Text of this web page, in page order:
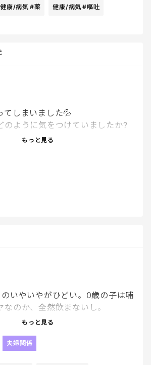
だった😂今日吐き気止めの座薬い
ているのがかわいそうで自分が普
た😂
健康/病気 #薬 健康/病気 #嘔吐
てしまいました💦
のように気をつけていましたか?
もっと見る
いやいやがひどい。0歳の子は哺
のか、全然飲まないし。
飯は、いやだと。食べたいと言っ
食べなさい！って怒鳴ってしまう
もっと見る
夫婦関係